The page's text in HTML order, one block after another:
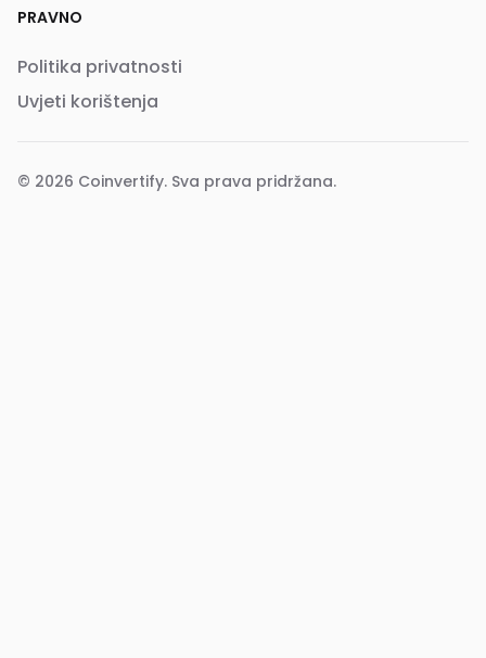
PRAVNO
Politika privatnosti
Uvjeti korištenja
© 2026 Coinvertify. Sva prava pridržana.